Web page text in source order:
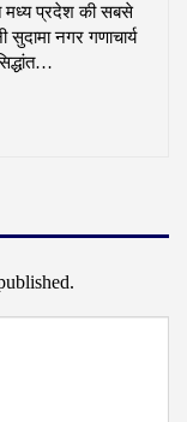
मध्य प्रदेश की सबसे
सुदामा नगर गणाचार्य